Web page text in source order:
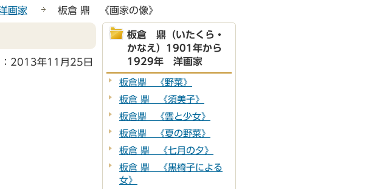
画家
板倉 鼎 《画家の像》
：2013年11月25日
板倉 鼎（いたくら・
かなえ）1901年から
1929年 洋画家
板倉鼎 《野菜》
板倉 鼎 《須美子》
板倉鼎 《雲と少女》
板倉鼎 《夏の野菜》
板倉 鼎 《七月の夕》
板倉 鼎 《黒椅子による
女》